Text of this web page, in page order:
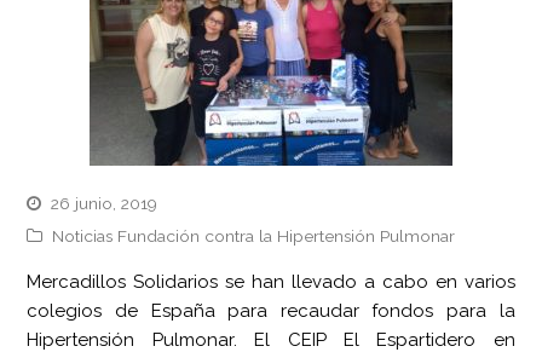
26 junio, 2019
Noticias Fundación contra la Hipertensión Pulmonar
Mercadillos Solidarios se han llevado a cabo en varios
colegios de España para recaudar fondos para la
Hipertensión Pulmonar. El CEIP El Espartidero en